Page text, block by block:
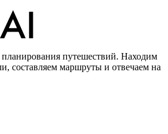
путешествий. Находим
составляем маршруты и отвечаем на